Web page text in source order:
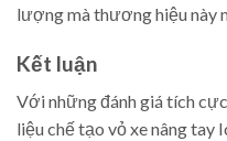
lượng mà thương hiệu này
Kết luận
Với những đánh giá tích
liệu chế tạo vỏ xe nâng tay